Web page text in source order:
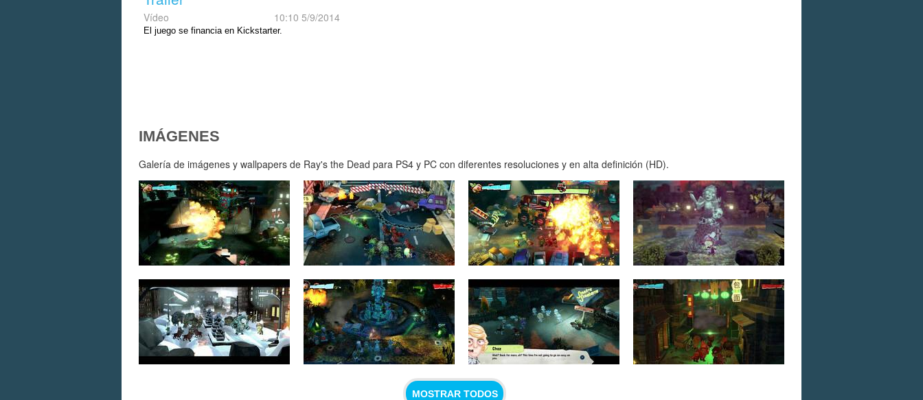
Vídeo 10:10 5/9/2014
El juego se financia en Kickstarter.
IMÁGENES
Galería de imágenes y wallpapers de Ray's the Dead para PS4 y PC con diferentes resoluciones y en alta definición (HD).
MOSTRAR TODOS